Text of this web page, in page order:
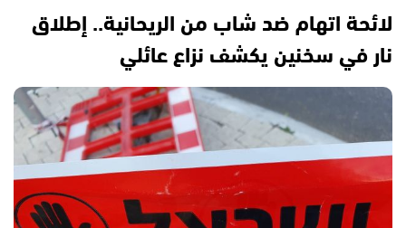
لائحة اتهام ضد شاب من الريحانية.. إطلاق
نار في سخنين يكشف نزاع عائلي